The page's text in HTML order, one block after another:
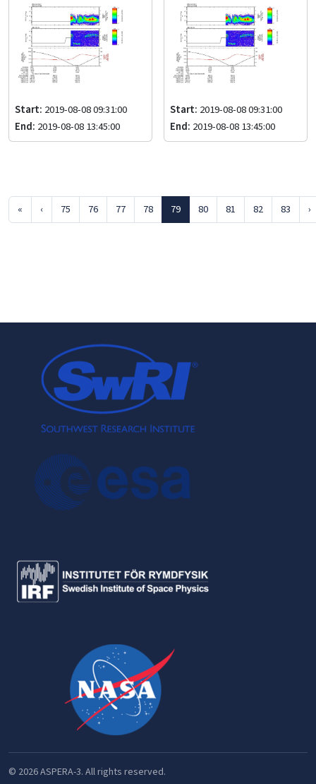
Start: 2019-08-08 09:31:00
End: 2019-08-08 13:45:00
Start: 2019-08-08 09:31:00
End: 2019-08-08 13:45:00
« ‹ 75 76 77 78 79 80 81 82 83 ›
© 2026 ASPERA-3. All rights reserved.